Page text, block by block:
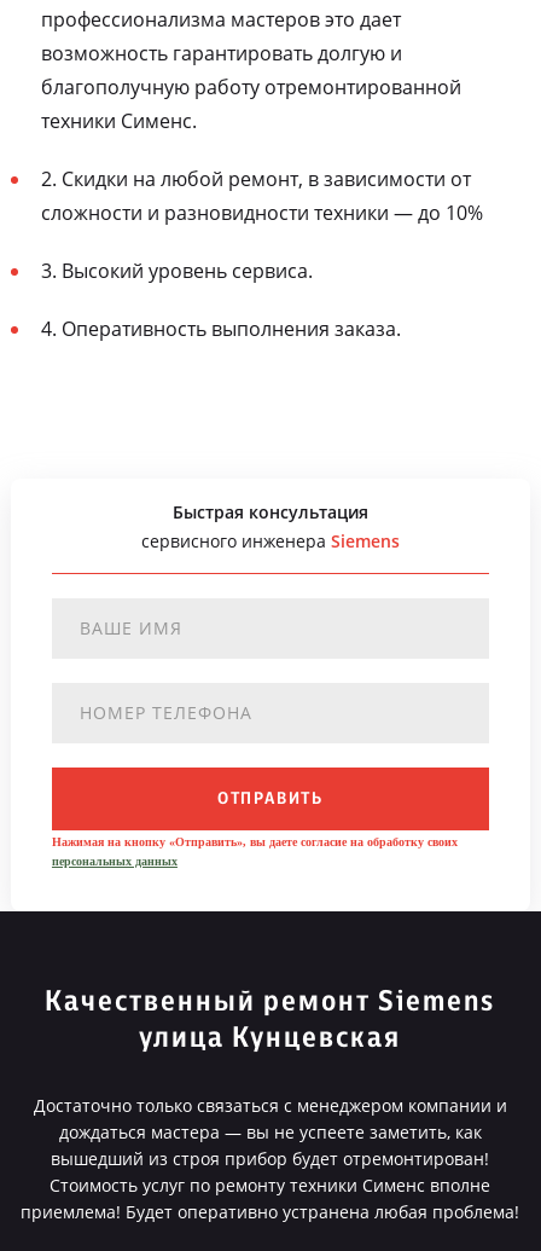
профессионализма мастеров это дает
возможность гарантировать долгую и
благополучную работу отремонтированной
техники Сименс.
2. Скидки на любой ремонт, в зависимости от
сложности и разновидности техники — до 10%
3. Высокий уровень сервиса.
4. Оперативность выполнения заказа.
Быстрая консультация
сервисного инженера Siemens
ОТПРАВИТЬ
Нажимая на кнопку «Отправить», вы даете согласие на обработку своих
персональных данных
Качественный ремонт Siemens
улица Кунцевская
Достаточно только связаться с менеджером компании и
дождаться мастера — вы не успеете заметить, как
вышедший из строя прибор будет отремонтирован!
Стоимость услуг по ремонту техники Сименс вполне
приемлема! Будет оперативно устранена любая проблема!